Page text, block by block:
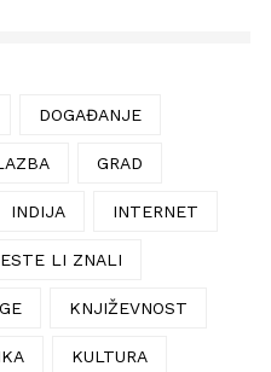
DOGAĐANJE
GRAD
INDIJA INTERNET
LI ZNALI
KNJIŽEVNOST
KULTURA